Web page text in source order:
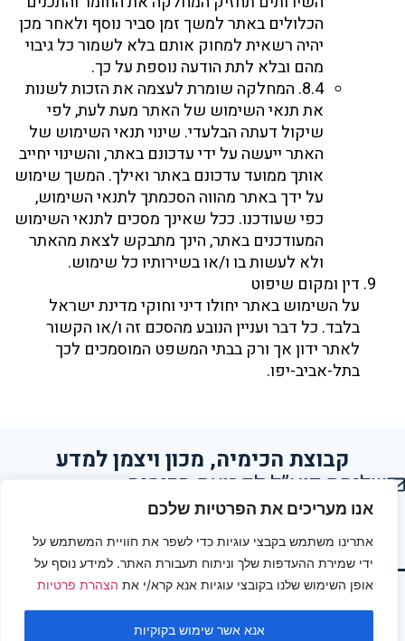
אנו מעריכים את הפרטיות שלכם
אתרינו משתמש בקבצי עוגיות כדי לשפר את חוויית המשתמש על
ידי שמירת ההעדפות שלך וניתוח תעבורת האתר. למידע נוסף על
אופן השימוש שלנו בקובצי עוגיות אנא קרא/י את הצהרת פרטיות
אנא אשר שימוש בקוקיות
הכלולים באתר למשך זמן סביר נוסף ולאחר מכן
יהיה רשאית למחוק אותם בלא לשמור כל גיבוי
מהם ובלא לתת הודעה נוספת על כך.
8.4. המחלקה שומרת לעצמה את הזכות לשנות
את תנאי השימוש של האתר מעת לעת, לפי
שיקול דעתה הבלעדי. שינוי תנאי השימוש של
האתר ייעשה על ידי עדכונם באתר, והשינוי יחייב
אותך ממועד עדכונם באתר ואילך. המשך שימוש
על ידך באתר מהווה הסכמתך לתנאי השימוש,
כפי שעודכנו. ככל שאינך מסכים לתנאי השימוש
המעודכנים באתר, הינך מתבקש לצאת מהאתר
ולא לעשות בו ו/או בשירותיו כל שימוש.
דין ומקום שיפוט
על השימוש באתר יחולו דיני וחוקי מדינת ישראל
בלבד. כל דבר ועניין הנובע מהסכם זה ו/או הקשור
לאתר ידון אך ורק בבתי המשפט המוסמכים לכך
בתל-אביב-יפו.
קבוצת הכימיה, מכון ויצמן למדע
שליחת דוא”ל לקבוצת הכימיה
הצהרת נגישות
תנאי שימוש
צור קשר